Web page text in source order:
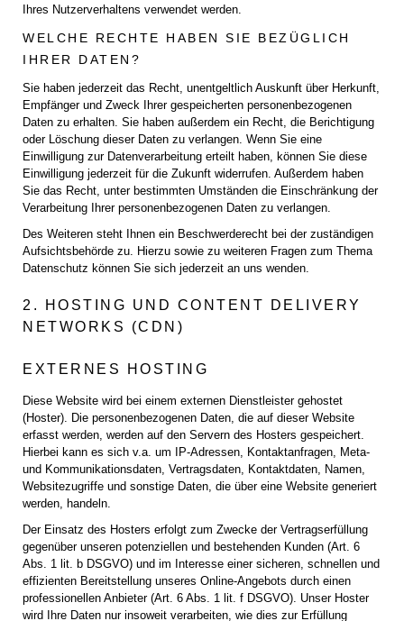
Ihres Nutzerverhaltens verwendet werden.
WELCHE RECHTE HABEN SIE BEZÜGLICH
IHRER DATEN?
Sie haben jederzeit das Recht, unentgeltlich Auskunft über Herkunft,
Empfänger und Zweck Ihrer gespeicherten personenbezogenen
Daten zu erhalten. Sie haben außerdem ein Recht, die Berichtigung
oder Löschung dieser Daten zu verlangen. Wenn Sie eine
Einwilligung zur Datenverarbeitung erteilt haben, können Sie diese
Einwilligung jederzeit für die Zukunft widerrufen. Außerdem haben
Sie das Recht, unter bestimmten Umständen die Einschränkung der
Verarbeitung Ihrer personenbezogenen Daten zu verlangen.
Des Weiteren steht Ihnen ein Beschwerderecht bei der zuständigen
Aufsichtsbehörde zu. Hierzu sowie zu weiteren Fragen zum Thema
Datenschutz können Sie sich jederzeit an uns wenden.
2. HOSTING UND CONTENT DELIVERY
NETWORKS (CDN)
EXTERNES HOSTING
Diese Website wird bei einem externen Dienstleister gehostet
(Hoster). Die personenbezogenen Daten, die auf dieser Website
erfasst werden, werden auf den Servern des Hosters gespeichert.
Hierbei kann es sich v.a. um IP-Adressen, Kontaktanfragen, Meta-
und Kommunikationsdaten, Vertragsdaten, Kontaktdaten, Namen,
Websitezugriffe und sonstige Daten, die über eine Website generiert
werden, handeln.
Der Einsatz des Hosters erfolgt zum Zwecke der Vertragserfüllung
gegenüber unseren potenziellen und bestehenden Kunden (Art. 6
Abs. 1 lit. b DSGVO) und im Interesse einer sicheren, schnellen und
effizienten Bereitstellung unseres Online-Angebots durch einen
professionellen Anbieter (Art. 6 Abs. 1 lit. f DSGVO). Unser Hoster
wird Ihre Daten nur insoweit verarbeiten, wie dies zur Erfüllung